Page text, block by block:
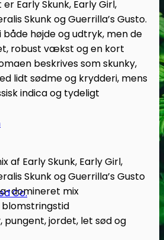
Co.
Early Skunk, Early Girl,
Skunk og Guerrilla’s Gusto.
højde og udtryk, men de
robust vækst og en kort
beskrives som skunky,
lidt sødme og krydderi, mens
indica og tydeligt
af Early Skunk, Early Girl,
Skunk og Guerrilla’s Gusto
domineret mix
pungent, jordet, let sød og